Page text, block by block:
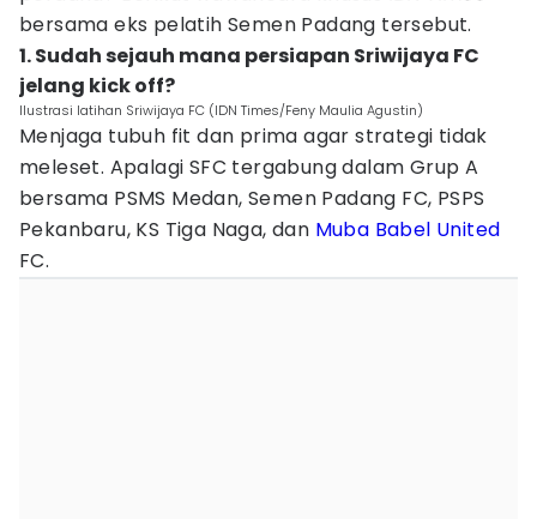
bersama eks pelatih Semen Padang tersebut.
1. Sudah sejauh mana persiapan Sriwijaya FC
jelang kick off?
Ilustrasi latihan Sriwijaya FC (IDN Times/Feny Maulia Agustin)
Menjaga tubuh fit dan prima agar strategi tidak
meleset. Apalagi SFC tergabung dalam Grup A
bersama PSMS Medan, Semen Padang FC, PSPS
Pekanbaru, KS Tiga Naga, dan Muba Babel United
FC.